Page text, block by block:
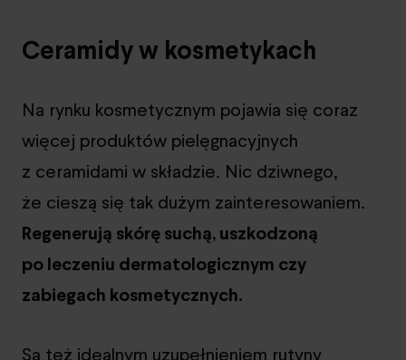
Ceramidy w kosmetykach
Na rynku kosmetycznym pojawia się coraz
więcej produktów pielęgnacyjnych
z ceramidami w składzie. Nic dziwnego,
że cieszą się tak dużym zainteresowaniem.
Regenerują skórę suchą, uszkodzoną
po leczeniu dermatologicznym czy
zabiegach kosmetycznych.
Są też idealnym uzupełnieniem rutyny